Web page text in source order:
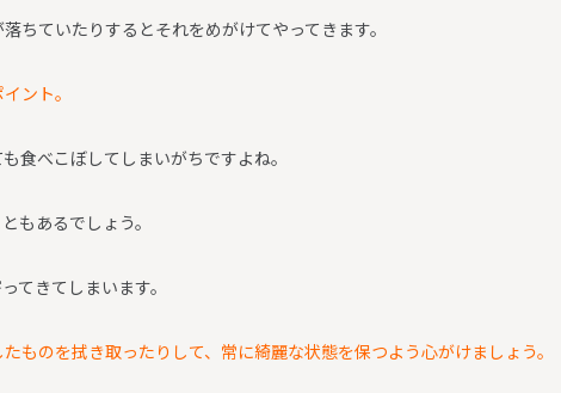
ちていたりするとそれをめがけてやってきます。
ント。
食べこぼしてしまいがちですよね。
もあるでしょう。
てきてしまいます。
ものを拭き取ったりして、常に綺麗な状態を保つよう心がけましょう。